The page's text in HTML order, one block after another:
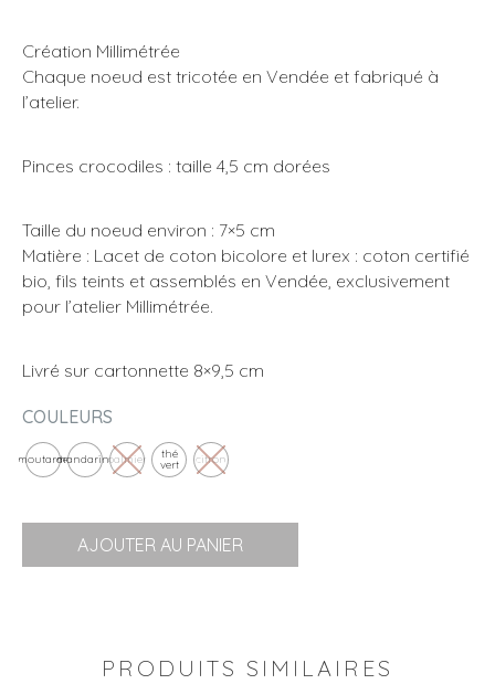
était :
10,00€.
est :
5,00€.
Création Millimétrée
Chaque noeud est tricotée en Vendée et fabriqué à
l’atelier.
Pinces crocodiles : taille 4,5 cm dorées
Taille du noeud environ : 7×5 cm
Matière : Lacet de coton bicolore et lurex : coton certifié
bio, fils teints et assemblés en Vendée, exclusivement
pour l’atelier Millimétrée.
Livré sur cartonnette 8×9,5 cm
COULEURS
moutardemandarinepalmier thé
vert citron
AJOUTER AU PANIER
PRODUITS SIMILAIRES